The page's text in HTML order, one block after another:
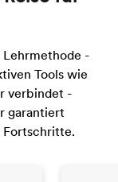
-
Tools wie
verbindet -
garantiert